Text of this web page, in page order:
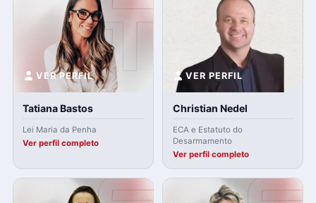
VER PERFIL
Tatiana Bastos
Lei Maria da Penha
Ver perfil completo
VER PERFIL
Christian Nedel
ECA e Estatuto do
Desarmamento
Ver perfil completo